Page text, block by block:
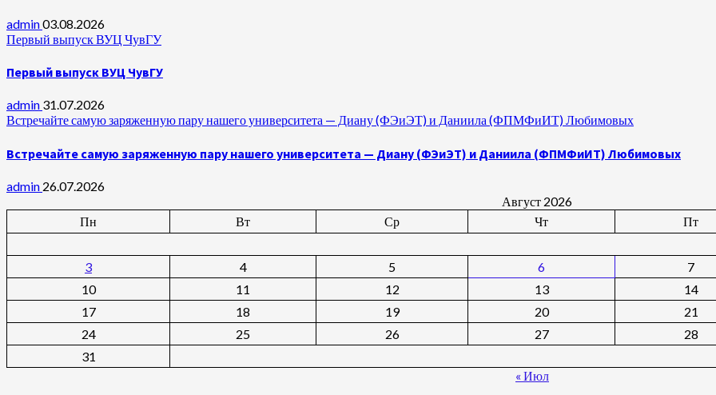
admin03.08.2026
Первый выпуск ВУЦ ЧувГУ
Первый выпуск ВУЦ ЧувГУ
admin 31.07.2026
Встречайте самую заряженную пару нашего университета — Диану (ФЭиЭТ) и Даниила (ФПМФиИТ) Любимовых
Встречайте самую заряженную пару нашего университета — Диану (ФЭиЭТ) и Даниила (ФПМФиИТ) Любимовых
admin 26.07.2026
Август 2026
Пн
Вт Ср Чт Пт
3
4 5 6 7
10
11 12 13 14
17
18 19 20 21
24
25 26 27 28
31
« Июл